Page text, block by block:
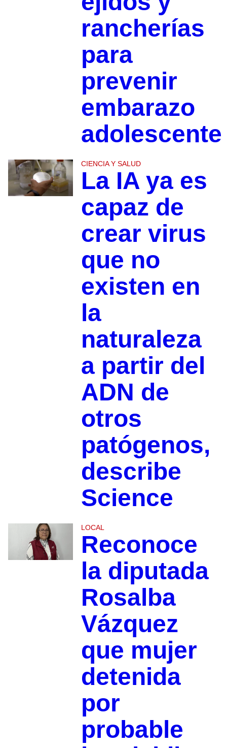
rancherías
para
prevenir
embarazo
adolescente
CIENCIA Y SALUD
La IA ya es
capaz de
crear virus
que no
existen en
la
naturaleza
a partir del
ADN de
otros
patógenos,
describe
Science
LOCAL
Reconoce
la diputada
Rosalba
Vázquez
que mujer
detenida
por
probable